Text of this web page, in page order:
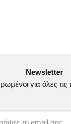
ε
Newsletter
για όλες τις